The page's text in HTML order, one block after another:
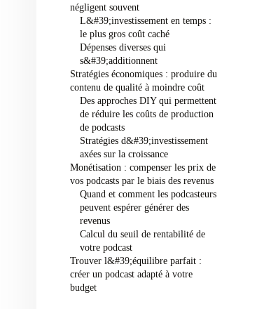
négligent souvent
L&#39;investissement en temps :
le plus gros coût caché
Dépenses diverses qui
s&#39;additionnent
Stratégies économiques : produire du
contenu de qualité à moindre coût
Des approches DIY qui permettent
de réduire les coûts de production
de podcasts
Stratégies d&#39;investissement
axées sur la croissance
Monétisation : compenser les prix de
vos podcasts par le biais des revenus
Quand et comment les podcasteurs
peuvent espérer générer des
revenus
Calcul du seuil de rentabilité de
votre podcast
Trouver l&#39;équilibre parfait :
créer un podcast adapté à votre
budget